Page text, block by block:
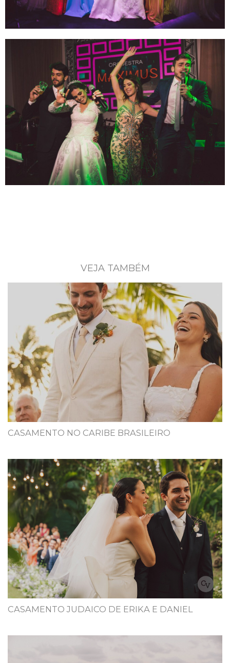
VEJA TAMBÉM
CASAMENTO NO CARIBE BRASILEIRO
CASAMENTO JUDAICO DE ERIKA E DANIEL